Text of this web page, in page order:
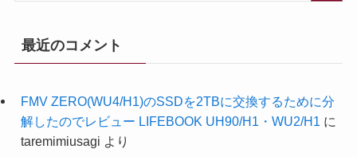
最近のコメント
FMV ZERO(WU4/H1)のSSDを2TBに交換するために分
解したのでレビュー LIFEBOOK UH90/H1・WU2/H1 に
taremimiusagi より